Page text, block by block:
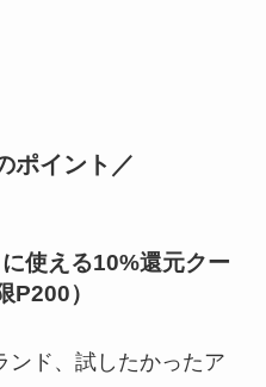
ポイント／
使える10%還元クー
P200）
ンド、試したかったア